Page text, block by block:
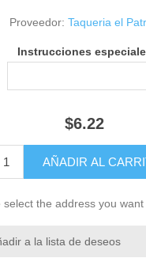
Proveedor: Taqueria el
Instrucciones
$6.22
select the address you